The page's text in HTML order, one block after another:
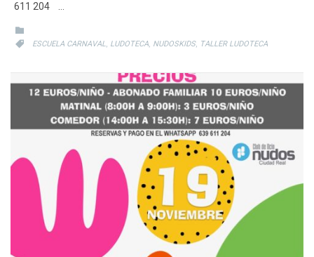
611 204 …

 CATEGORY
ESCUELA CARNAVAL, LUDOTECA, NUDOSKIDS, TALLER LUDOTECA